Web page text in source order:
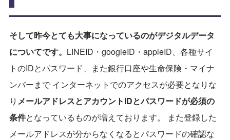
そして昨今とても大事になっているのがデジタルデータ
についてです。 LINEID・googleID・appleID、各種サイ
トのIDとパスワード、また銀行口座や生命保険・マイナ
ンバーまで インターネットでのアクセスが必要となりな
り メールアドレスとアカウントIDとパスワードが必須の
条件となっているものが増えております。 また登録した
メールアドレスが分からなくなるとパスワードの確認な